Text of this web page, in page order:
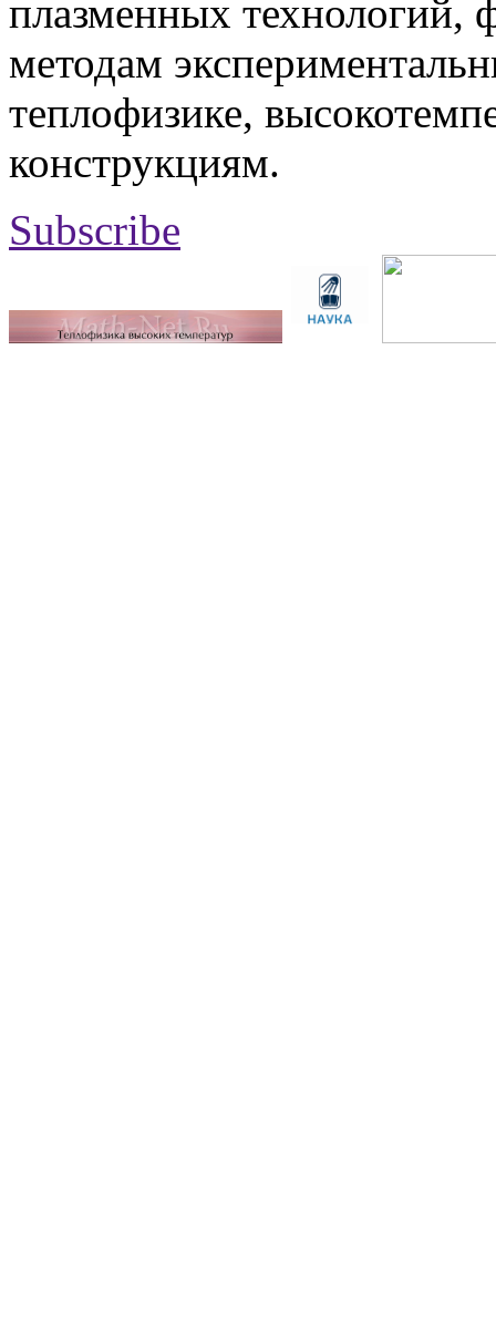
плазменных технологий,
методам
теплофизике,
конструкциям.
Subscribe